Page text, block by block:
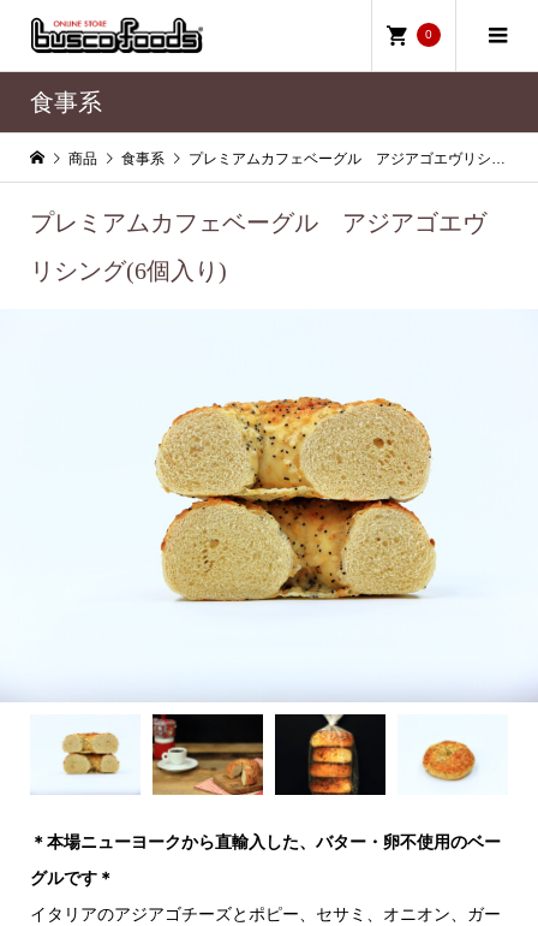
0
食事系
商品 食事系 プレミアムカフェベーグル アジアゴエヴリシング(6個入り)
プレミアムカフェベーグル アジアゴエヴ
リシング(6個入り)
＊本場ニューヨークから直輸入した、バター・卵不使用のベー
グルです＊
イタリアのアジアゴチーズとポピー、セサミ、オニオン、ガー